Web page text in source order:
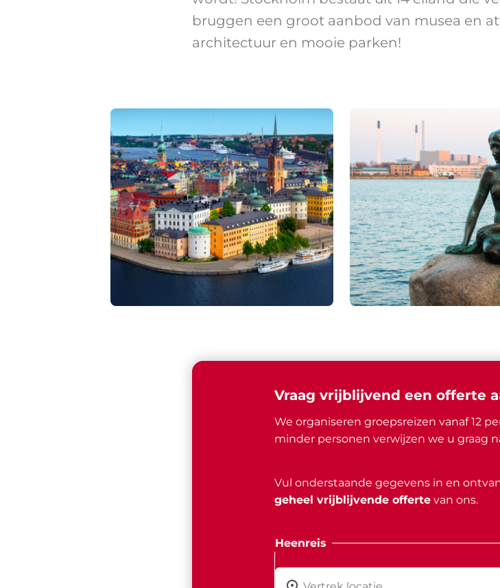
bruggen een groot aanbod van musea en
architectuur en mooie parken!
Vraag vrijblijvend een offerte
We organiseren groepsreizen vanaf 12
minder personen verwijzen we u graag
Vul onderstaande gegevens in en
geheel vrijblijvende offerte van ons.
Heenreis